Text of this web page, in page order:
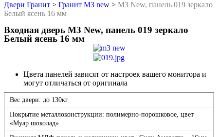
Двери Гранит > Гранит М3 new > М3 New, панель 019 зеркало
Белый ясень 16 мм
Входная дверь М3 New, панель 019 зеркало
Белый ясень 16 мм
Цвета панелей зависят от настроек вашего монитора и
могут отличаться от оригинала
Вес двери: до 130кг
Покрытие металлоконструкции: полимерно-порошковое, цвет
«Муар шоколад»